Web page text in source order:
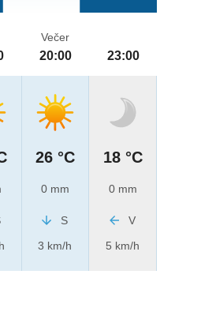
Večer
20:00
26 °C
0 mm
S
3 km/h
23:00
18 °C
0 mm
V
5 km/h